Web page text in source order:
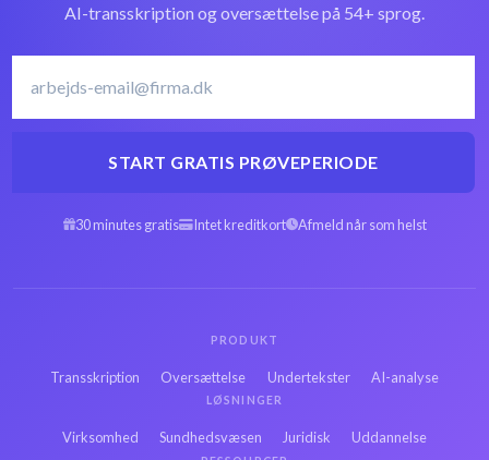
Portugisisk
Transskribér
Arabisk VOB til
Spansk VOB til tekst
Fransk VOB til tekst
AI-transskription og oversættelse på 54+ sprog.
START GRATIS PRØVEPERIODE
30 minutes gratis Intet kreditkort Afmeld når som helst
PRODUKT
Transskription Oversættelse Undertekster AI-analyse
LØSNINGER
Virksomhed Sundhedsvæsen Juridisk Uddannelse